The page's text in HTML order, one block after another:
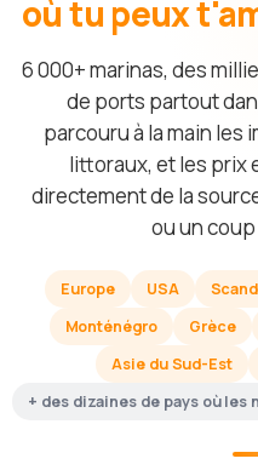
où tu peux
6 000+ marinas, des
de ports partout
parcouru à la main les
littoraux, et les prix
directement de la
ou un
Europe USA
Monténégro
Grèce
Asie du Sud-Est
+ des dizaines de pays où